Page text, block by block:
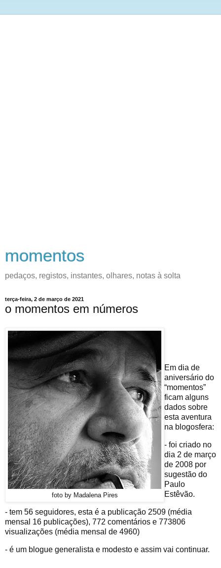
momentos
pedaços, registos, instantes, olhares, notas à solta
terça-feira, 2 de março de 2021
o momentos em números
foto by Madalena Pires
Em dia de
aniversário do
“momentos”
ficam alguns
dados sobre
esta aventura
na blogosfera:
- foi criado no
dia 2 de março
de 2008 por
sugestão do
Paulo
Estêvão.
- tem 56 seguidores, esta é a publicação 2509 (média
mensal 16 publicações), 772 comentários e 773806
visualizações (média mensal de 4960)
- é um blogue generalista e modesto e assim vai continuar.